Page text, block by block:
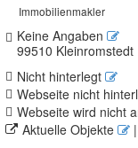
Immobilienmakler
Keine Angaben
99510 Kleinromstedt
Nicht hinterlegt
Webseite nicht
Webseite wird nicht
Aktuelle Objekte